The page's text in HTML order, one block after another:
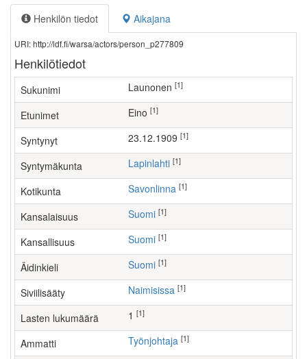
Henkilön tiedot Aikajana
URI: http://ldf.fi/warsa/actors/person_p277809
Henkilötiedot
Sukunimi Launonen [1]
Etunimet Eino [1]
Syntynyt 23.12.1909 [1]
Syntymäkunta Lapinlahti [1]
Kotikunta Savonlinna [1]
Kansalaisuus Suomi [1]
Kansallisuus Suomi [1]
Äidinkieli Suomi [1]
Siviilisääty Naimisissa [1]
Lasten lukumäärä [1]
Ammatti työnjohtaja [1]